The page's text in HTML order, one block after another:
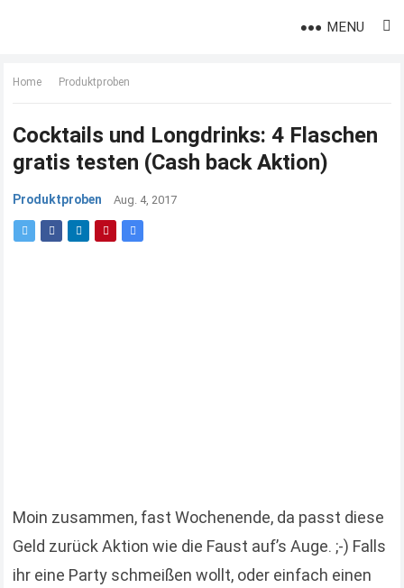
MENU
Home Produktproben
Cocktails und Longdrinks: 4 Flaschen
gratis testen (Cash back Aktion)
Produktproben Aug. 4, 2017
Moin zusammen, fast Wochenende, da passt diese
Geld zurück Aktion wie die Faust auf’s Auge. ;-) Falls
ihr eine Party schmeißen wollt, oder einfach einen